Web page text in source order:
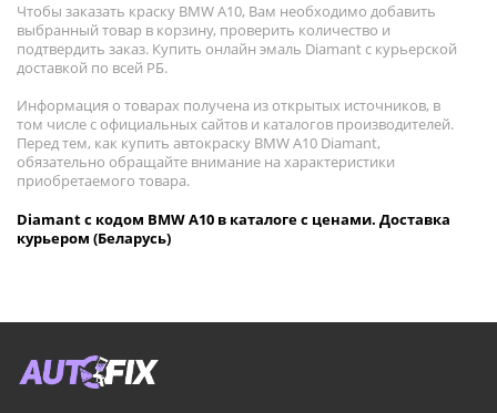
Чтобы заказать краску BMW A10, Вам необходимо добавить
выбранный товар в корзину, проверить количество и
подтвердить заказ. Купить онлайн эмаль Diamant с курьерской
доставкой по всей РБ.
Информация о товарах получена из открытых источников, в
том числе с официальных сайтов и каталогов производителей.
Перед тем, как купить автокраску BMW A10 Diamant,
обязательно обращайте внимание на характеристики
приобретаемого товара.
Diamant с кодом BMW A10 в каталоге с ценами. Доставка
курьером (Беларусь)